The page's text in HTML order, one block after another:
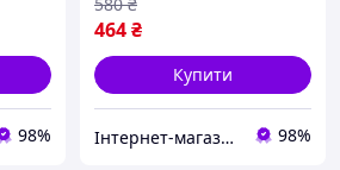
98%
464₴
Купити
Інтернет-магазин одягу та взуття "Obnofka" 98%